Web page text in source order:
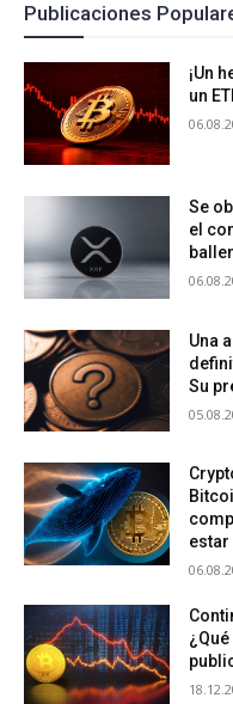
Publicaciones
¡Un
un
Se
el
Una
Su
estar